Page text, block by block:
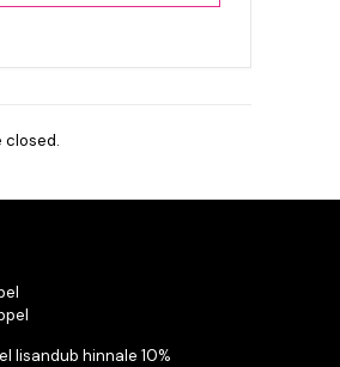
closed.
lisandub hinnale 10%